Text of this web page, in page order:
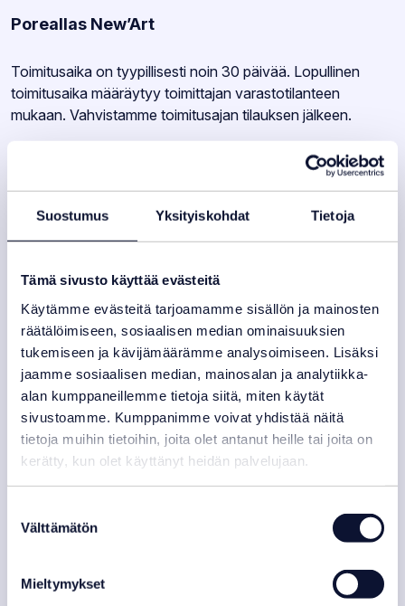
Suostumus Yksityiskohdat Tietoja
Tämä sivusto käyttää evästeitä
Käytämme evästeitä tarjoamamme sisällön ja mainosten
räätälöimiseen, sosiaalisen median ominaisuuksien
tukemiseen ja kävijämäärämme analysoimiseen. Lisäksi
jaamme sosiaalisen median, mainosalan ja analytiikka-
alan kumppaneillemme tietoja siitä, miten käytät
sivustoamme. Kumppanimme voivat yhdistää näitä
tietoja muihin tietoihin, joita olet antanut heille tai joita on
kerätty, kun olet käyttänyt heidän palvelujaan.
valinta
Välttämätön
Mieltymykset
Poreallas New’Art
Varastotilanne:
Toimitusaika on tyypillisesti noin 30 päivää. Lopullinen
toimitusaika määräytyy toimittajan varastotilanteen
mukaan. Vahvistamme toimitusajan tilauksen jälkeen.